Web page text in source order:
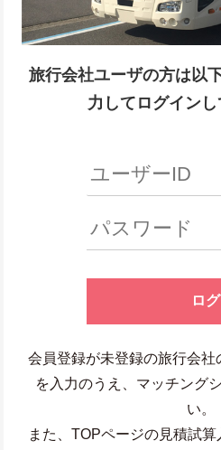
旅行会社ユーザの方は以
力してログインし
会員登録が未登録の旅行会
を入力のうえ、マッチング
い。
また、TOPページの見積試